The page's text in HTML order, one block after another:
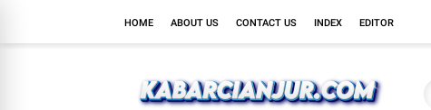
HOME ABOUT US CONTACT US INDEX EDITOR